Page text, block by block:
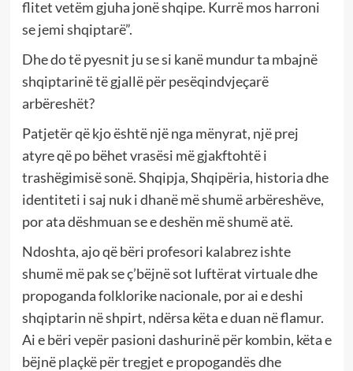
flitet vetëm gjuha jonë shqipe. Kurrë mos harroni
se jemi shqiptarë”.
Dhe do të pyesnit ju se si kanë mundur ta mbajnë
shqiptarinë të gjallë për pesëqindvjeçarë
arbëreshët?
Patjetër që kjo është një nga mënyrat, një prej
atyre që po bëhet vrasësi më gjakftohtë i
trashëgimisë sonë. Shqipja, Shqipëria, historia dhe
identiteti i saj nuk i dhanë më shumë arbëreshëve,
por ata dëshmuan se e deshën më shumë atë.
Ndoshta, ajo që bëri profesori kalabrez ishte
shumë më pak se ç’bëjnë sot luftërat virtuale dhe
propoganda folklorike nacionale, por ai e deshi
shqiptarin në shpirt, ndërsa këta e duan në flamur.
Ai e bëri vepër pasioni dashurinë për kombin, këta e
bëjnë plaçkë për tregjet e propogandës dhe